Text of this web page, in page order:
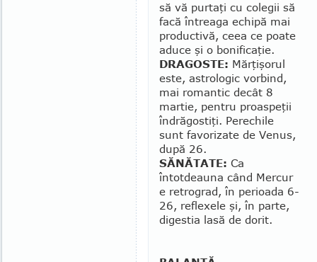
să vă purtaţi cu colegii să
facă în­trea­ga echipă mai
productivă, ceea ce poate
aduce şi o bonificaţie.
DRAGOSTE: Mărţişorul
este, astrologic vorbind,
mai romantic decât 8
martie, pentru proaspeţii
îndrăgostiţi. Perechile
sunt favorizate de Venus,
după 26.
SĂNĂTATE: Ca
întotdeauna când Mercur
e re­tro­grad, în perioada 6-
26, reflexele şi, în parte,
digestia lasă de dorit.